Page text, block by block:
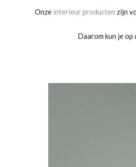
Onze interieur producten zijn
Daarom kun je